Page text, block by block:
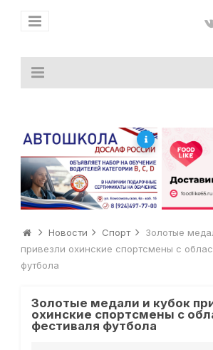
Новости Спорт
Золотые
привезли охинские спортсмены с
футбола
Золотые медали и кубок
охинские спортсмены с
фестиваля футбола